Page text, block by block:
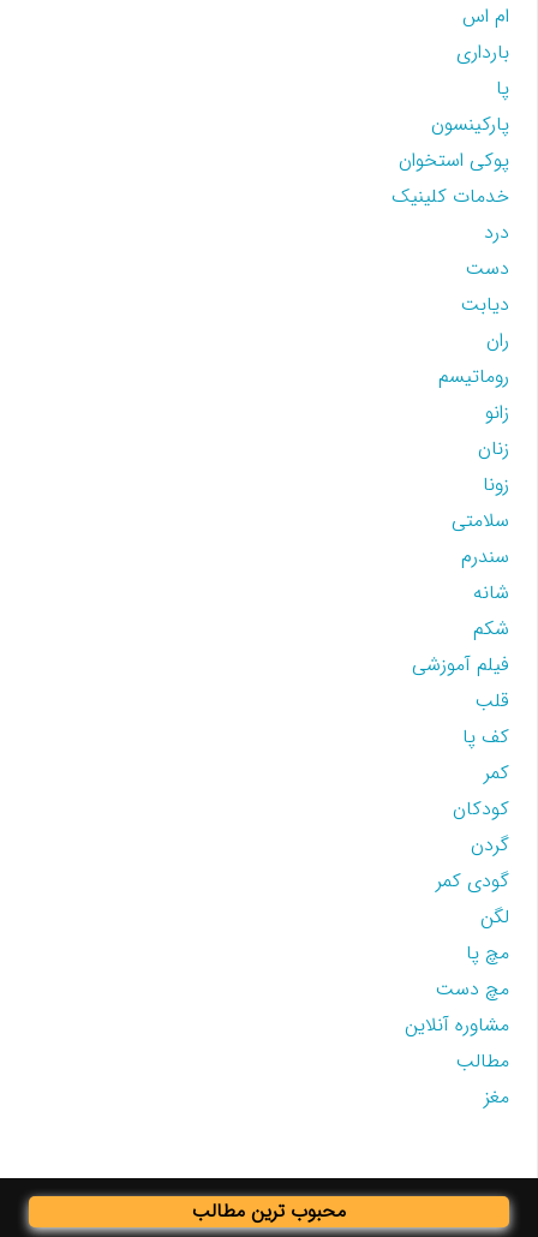
ام اس
بارداری
پا
پارکینسون
پوکی استخوان
خدمات کلینیک
درد
دست
دیابت
ران
روماتیسم
زانو
زنان
زونا
سلامتی
سندرم
شانه
شکم
فیلم آموزشی
قلب
کف پا
کمر
کودکان
گردن
گودی کمر
لگن
مچ پا
مچ دست
مشاوره آنلاین
مطالب
مغز
محبوب ترین مطالب